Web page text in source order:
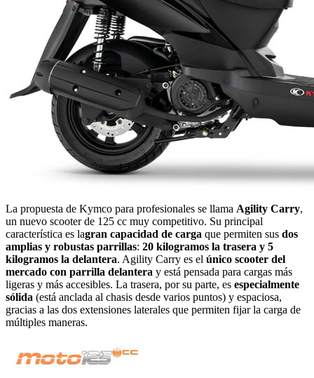
La propuesta de Kymco para profesionales se llama Agility Carry,
un nuevo scooter de 125 cc muy competitivo. Su principal
característica es lagran capacidad de carga que permiten sus dos
amplias y robustas parrillas: 20 kilogramos la trasera y 5
kilogramos la delantera. Agility Carry es el único scooter del
mercado con parrilla delantera y está pensada para cargas más
ligeras y más accesibles. La trasera, por su parte, es especialmente
sólida (está anclada al chasis desde varios puntos) y espaciosa,
gracias a las dos extensiones laterales que permiten fijar la carga de
múltiples maneras.